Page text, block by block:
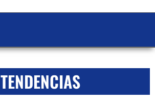
TENDENCIAS